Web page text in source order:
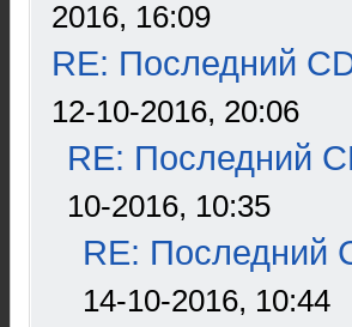
2016, 16:09
RE: Последний
12-10-2016, 20:06
RE: Последний
10-2016, 10:35
RE: Последний
14-10-2016, 10:44